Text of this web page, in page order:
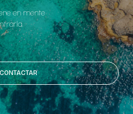
en mente
CONTACTAR